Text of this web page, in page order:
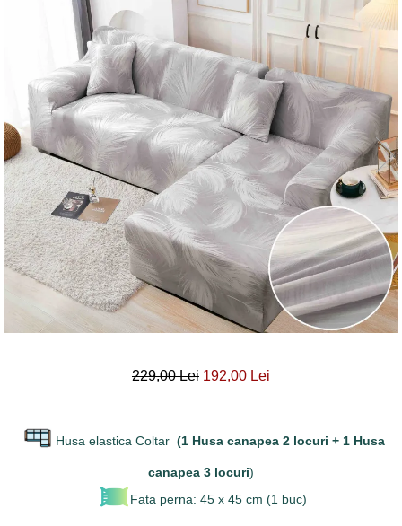
Lenjerii Creponate
Lenjerii de finet Iprimate Digital
Lenjerii de pat Bumbac 100%
Lenjerii de pat Finet + 2 Draperii
Lenjerii de pat Saten 4 piese cu
elastic
229,00 Lei 192,00 Lei
Husa elastica Coltar(1 Husa canapea 2 locuri + 1 Husa
canapea 3 locuri)
Fata perna: 45 x 45 cm (1 buc)